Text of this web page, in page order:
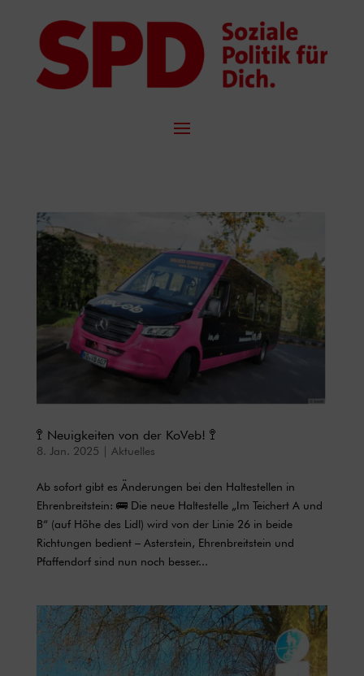
🚏 Neuigkeiten von der KoVeb! 🚏
8. Jan. 2025 Aktuelles
Ab sofort gibt es Änderungen bei den Haltestellen in
Ehrenbreitstein: 🚌 Die neue Haltestelle „Im Teichert A und
B“ (auf Höhe des Lidl) wird von der Linie 26 in beide
Richtungen bedient – Asterstein, Ehrenbreitstein und
Pfaffendorf sind nun noch besser...